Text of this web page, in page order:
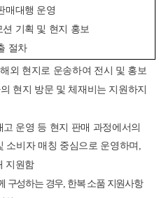
매대행 운영
션 기획 및 현지 홍보
절차
외 현지로 운송하여 전시 및 홍보
현지 방문 및 체재비는 지원하지
고 운영 등 현지 판매 과정에서의
소비자 매칭 중심으로 운영하며 ,
지원함
구성하는 경우 한복 소품 지원사항